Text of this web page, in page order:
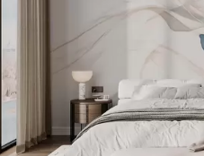
Premium vinyl
310
Peel and Stick
666.67400.00kr /m²